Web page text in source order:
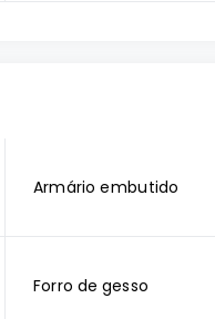
Armário embutido
Forro de gesso